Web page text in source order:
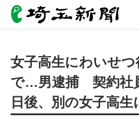
女子高生にわいせ
で…男逮捕 契約社
日後、別の女子高